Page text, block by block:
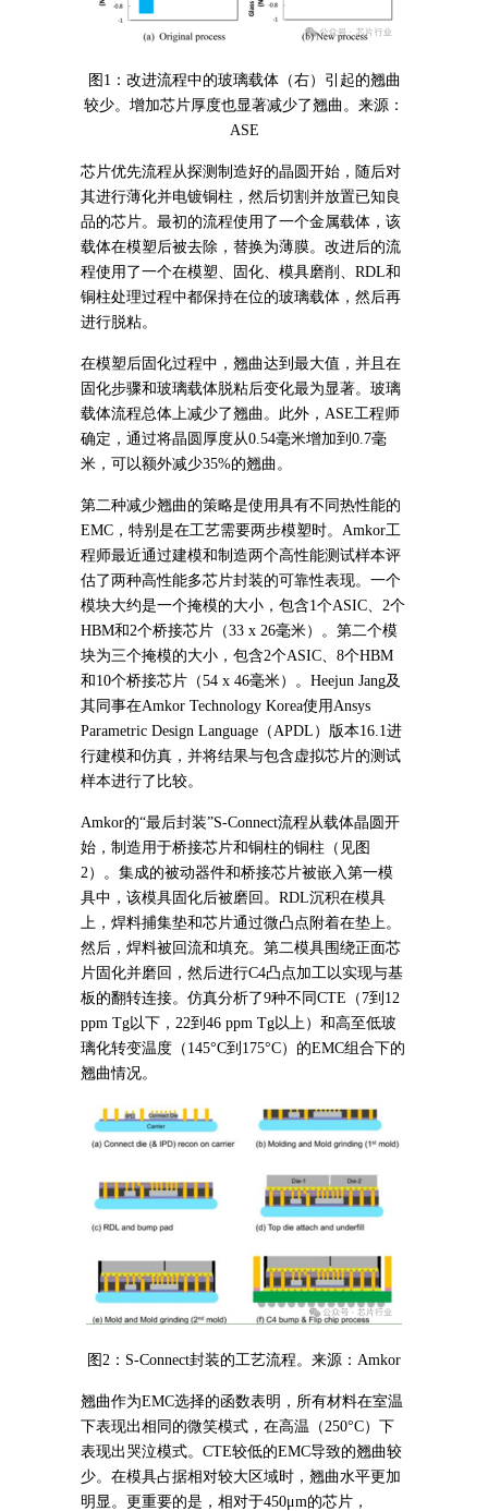
图1：改进流程中的玻璃载体（右）引起的翘曲
较少。增加芯片厚度也显著减少了翘曲。来源：
ASE
芯片优先流程从探测制造好的晶圆开始，随后对
其进行薄化并电镀铜柱，然后切割并放置已知良
品的芯片。最初的流程使用了一个金属载体，该
载体在模塑后被去除，替换为薄膜。改进后的流
程使用了一个在模塑、固化、模具磨削、RDL和
铜柱处理过程中都保持在位的玻璃载体，然后再
进行脱粘。
在模塑后固化过程中，翘曲达到最大值，并且在
固化步骤和玻璃载体脱粘后变化最为显著。玻璃
载体流程总体上减少了翘曲。此外，ASE工程师
确定，通过将晶圆厚度从0.54毫米增加到0.7毫
米，可以额外减少35%的翘曲。
第二种减少翘曲的策略是使用具有不同热性能的
EMC，特别是在工艺需要两步模塑时。Amkor工
程师最近通过建模和制造两个高性能测试样本评
估了两种高性能多芯片封装的可靠性表现。一个
模块大约是一个掩模的大小，包含1个ASIC、2个
HBM和2个桥接芯片（33 x 26毫米）。第二个模
块为三个掩模的大小，包含2个ASIC、8个HBM
和10个桥接芯片（54 x 46毫米）。Heejun Jang及
其同事在Amkor Technology Korea使用Ansys
Parametric Design Language（APDL）版本16.1进
行建模和仿真，并将结果与包含虚拟芯片的测试
样本进行了比较。
Amkor的“最后封装”S-Connect流程从载体晶圆开
始，制造用于桥接芯片和铜柱的铜柱（见图
2）。集成的被动器件和桥接芯片被嵌入第一模
具中，该模具固化后被磨回。RDL沉积在模具
上，焊料捕集垫和芯片通过微凸点附着在垫上。
然后，焊料被回流和填充。第二模具围绕正面芯
片固化并磨回，然后进行C4凸点加工以实现与基
板的翻转连接。仿真分析了9种不同CTE（7到12
ppm Tg以下，22到46 ppm Tg以上）和高至低玻
璃化转变温度（145°C到175°C）的EMC组合下的
翘曲情况。
图2：S-Connect封装的工艺流程。来源：Amkor
翘曲作为EMC选择的函数表明，所有材料在室温
下表现出相同的微笑模式，在高温（250°C）下
表现出哭泣模式。CTE较低的EMC导致的翘曲较
少。在模具占据相对较大区域时，翘曲水平更加
明显。更重要的是，相对于450μm的芯片，